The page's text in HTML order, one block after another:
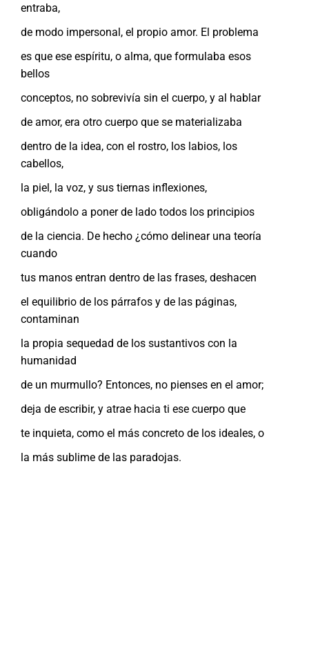
entraba,
de modo impersonal, el propio amor. El problema
es que ese espíritu, o alma, que formulaba esos
bellos
conceptos, no sobrevivía sin el cuerpo, y al hablar
de amor, era otro cuerpo que se materializaba
dentro de la idea, con el rostro, los labios, los
cabellos,
la piel, la voz, y sus tiernas inflexiones,
obligándolo a poner de lado todos los principios
de la ciencia. De hecho ¿cómo delinear una teoría
cuando
tus manos entran dentro de las frases, deshacen
el equilibrio de los párrafos y de las páginas,
contaminan
la propia sequedad de los sustantivos con la
humanidad
de un murmullo? Entonces, no pienses en el amor;
deja de escribir, y atrae hacia ti ese cuerpo que
te inquieta, como el más concreto de los ideales, o
la más sublime de las paradojas.